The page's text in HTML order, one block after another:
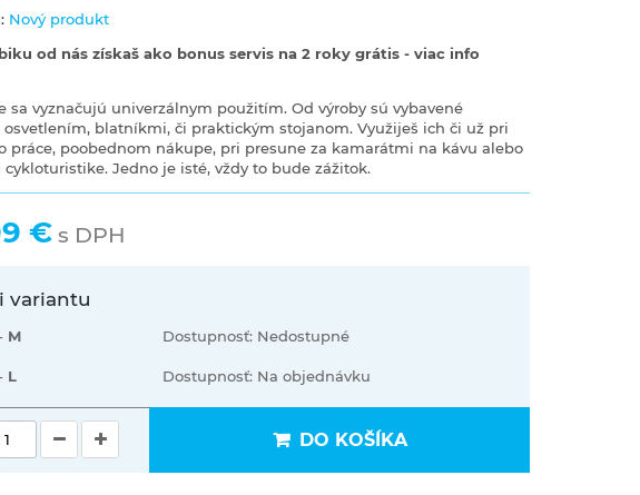
Nový produkt
od nás získaš ako bonus servis na 2 roky grátis - viac info
sa vyznačujú univerzálnym použitím. Od výroby sú vybavené
blatníkmi, či praktickým stojanom. Využiješ ich či už pri
práce, poobednom nákupe, pri presune za kamarátmi na kávu alebo
Jedno je isté, vždy to bude zážitok.
€ s DPH
variantu
M Dostupnosť: Nedostupné
L Dostupnosť: Na objednávku
DO KOŠÍKA